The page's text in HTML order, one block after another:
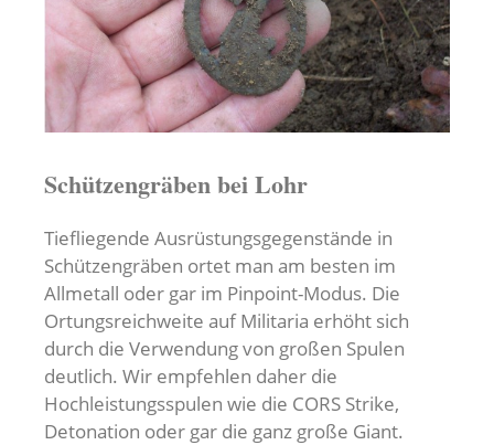
Schützengräben bei Lohr
Tiefliegende Ausrüstungsgegenstände in
Schützengräben ortet man am besten im
Allmetall oder gar im Pinpoint-Modus. Die
Ortungsreichweite auf Militaria erhöht sich
durch die Verwendung von großen Spulen
deutlich. Wir empfehlen daher die
Hochleistungsspulen wie die CORS Strike,
Detonation oder gar die ganz große Giant.